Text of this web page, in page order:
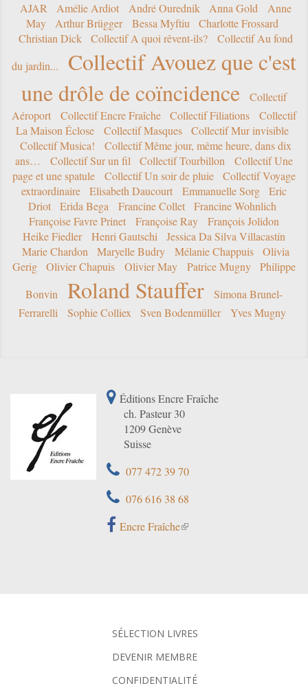
AJAR Amélie Ardiot André Ourednik Anna Gold
Anne
May
Arthur Brügger Bessa Myftiu
Charlotte Frossard
Christian Dick
Collectif A quoi rêvent-ils?
Collectif Au fond
du jardin...
Collectif Avouez que c'est
une drôle de coïncidence
Collectif
Aéroport
Collectif Encre Fraîche Collectif Filiations
Collectif
La Maison Éclose
Collectif Masques
Collectif Mur invisible
Collectif Musica!
Collectif Même jour, même heure, dans dix
ans…
Collectif Sur un fil Collectif Tourbillon
Collectif Une
page et une spatule
Collectif Un soir de pluie
Collectif Voyage
extraordinaire
Elisabeth Daucourt Emmanuelle Sorg
Eric
Driot
Erida Bega Francine Collet
Francine Wohnlich
Françoise Favre Prinet
Françoise Ray
François Jolidon
Heike Fiedler
Henri Gautschi
Jessica Da Silva Villacastín
Marie Chardon
Maryelle Budry Mélanie Chappuis
Olivia
Gerig
Olivier Chapuis Olivier May Patrice Mugny
Philippe
Bonvin
Roland Stauffer
Simona Brunel-
Ferrarelli
Sophie Colliex Sven Bodenmüller Yves Mugny
Éditions Encre Fraîche
ch. Pasteur 30
1209 Genève
Suisse
077 472 39 70
076 616 38 68
Encre Fraîche
SÉLECTION LIVRES
DEVENIR MEMBRE
CONFIDENTIALITÉ